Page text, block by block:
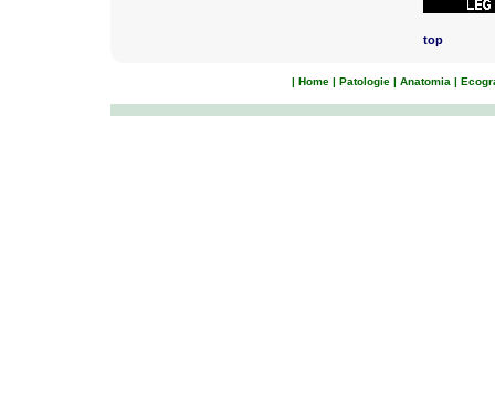
top
| Home | Patologie | Anatomia |